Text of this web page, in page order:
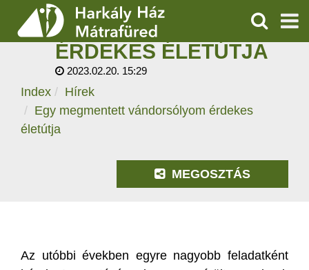
SZOLGÁLTATÁSOK
PROGRAMOK
HÍREK
KERESÉS
EGY MEGMENTETT
VÁNDORSÓLYOM
ÉRDEKES ÉLETÚTJA
2023.02.20. 15:29
Index
Hírek
Egy megmentett vándorsólyom érdekes
életútja
MEGOSZTÁS
Az utóbbi években egyre nagyobb feladatként